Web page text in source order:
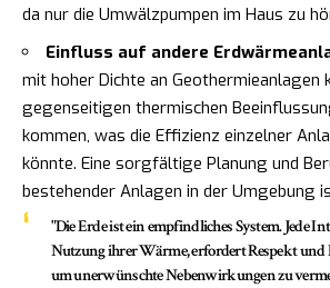
da nur die Umwälzpumpen im Haus zu
Einfluss auf andere
mit hoher Dichte an Geothermieanlagen
gegenseitigen thermischen
kommen, was die Effizienz einzelner
könnte. Eine sorgfältige Planung und
bestehender Anlagen in der Umgebung
"Die Erde ist ein empfindliches System. Jede
Nutzung ihrer Wärme, erfordert Respekt und
um unerwünschte Nebenwirkungen zu